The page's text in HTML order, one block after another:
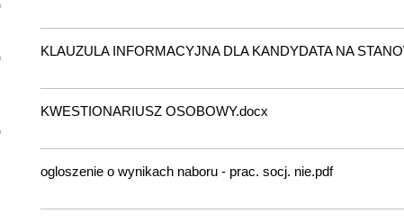
KLAUZULA INFORMACYJNA DLA KANDYDATA NA
KWESTIONARIUSZ OSOBOWY.docx
ogloszenie o wynikach naboru - prac. socj. nie.pdf